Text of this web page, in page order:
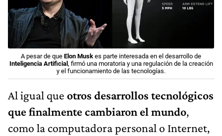
A pesar de que Elon Musk es parte interesada en el desarrollo de
Inteligencia Artificial , firmó una moratoria y una regulación de la creación
y el funcionamiento de las tecnologías.
Al igual que otros desarrollos tecnológicos
que finalmente cambiaron el mundo,
como la computadora personal o Internet,